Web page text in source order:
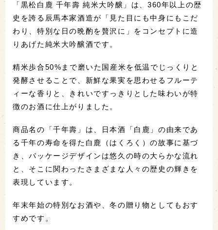
「黒松白鹿 千年壽 純米大吟醸」は、360年以上の歴
史を誇る辰馬本家酒造が「見た目にも中身にもこだ
わり、特別な日の晩酌を贅沢に」をコンセプトに造
りあげた純米大吟醸酒です。
精米歩合50%まで磨いた国産米を低温でじっくりと
発酵させることで、新鮮な果実を思わせるフルーテ
ィーな香りと、きれいですっきりとした味わいが特
徴のお酒に仕上がりました。
商品名の「千年壽」は、日本酒「白鹿」の由来であ
る千年の寿命を得た白鹿（はくろく）の故事に基づ
き、パッケージデザインは悠久の時の大らかな流れ
と、そこに関わったさまざまな人々の歴史の輝きを
表現しています。
年末年始の特別なお酒や、冬の贈り物としてもおす
すめです。